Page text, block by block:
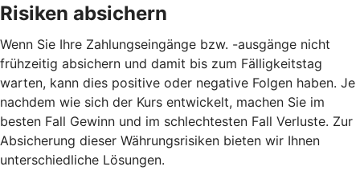
Risiken absichern
Wenn Sie Ihre Zahlungseingänge bzw. -ausgänge nicht
frühzeitig absichern und damit bis zum Fälligkeitstag
warten, kann dies positive oder negative Folgen haben. Je
nachdem wie sich der Kurs entwickelt, machen Sie im
besten Fall Gewinn und im schlechtesten Fall Verluste. Zur
Absicherung dieser Währungsrisiken bieten wir Ihnen
unterschiedliche Lösungen.